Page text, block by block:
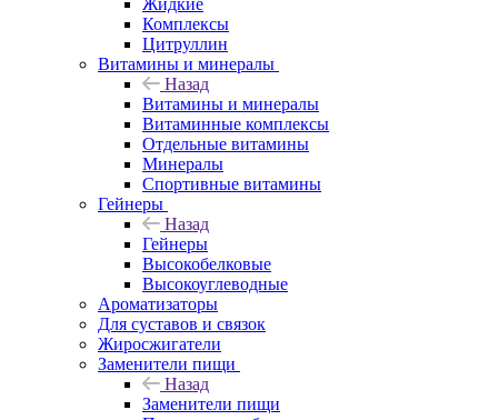
Жидкие
Комплексы
Цитруллин
Витамины и минералы
Назад
Витамины и минералы
Витаминные комплексы
Отдельные витамины
Минералы
Спортивные витамины
Гейнеры
Назад
Гейнеры
Высокобелковые
Высокоуглеводные
Ароматизаторы
Для суставов и связок
Жиросжигатели
Заменители пищи
Назад
Заменители пищи